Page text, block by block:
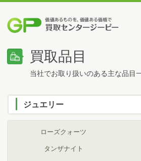
買取品目
当社でお取り扱いのある主な品目
ジュエリー
ローズクォーツ
タンザナイト